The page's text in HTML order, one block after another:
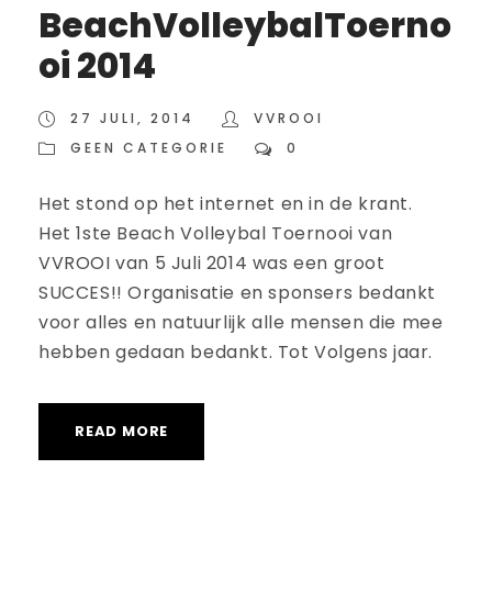
BeachVolleybalToerno
oi 2014
27 JULI, 2014
VVROOI
GEEN CATEGORIE
0
Het stond op het internet en in de krant.
Het 1ste Beach Volleybal Toernooi van
VVROOI van 5 Juli 2014 was een groot
SUCCES!! Organisatie en sponsers bedankt
voor alles en natuurlijk alle mensen die mee
hebben gedaan bedankt. Tot Volgens jaar.
READ MORE